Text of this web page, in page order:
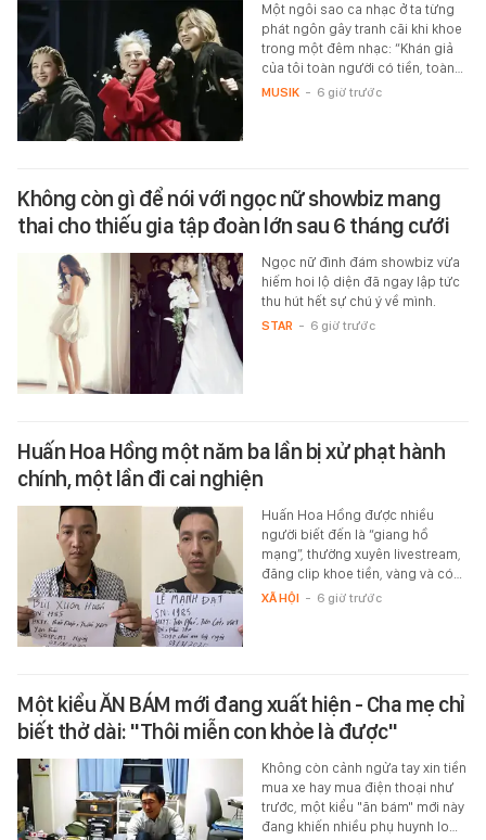
Một ngôi sao ca nhạc ở ta từng
phát ngôn gây tranh cãi khi khoe
trong một đêm nhạc: “Khán giả
của tôi toàn người có tiền, toàn…
MUSIK - 6 giờ trước
Không còn gì để nói với ngọc nữ showbiz mang
thai cho thiếu gia tập đoàn lớn sau 6 tháng cưới
Ngọc nữ đình đám showbiz vừa
hiếm hoi lộ diện đã ngay lập tức
thu hút hết sự chú ý về mình.
STAR - 6 giờ trước
Huấn Hoa Hồng một năm ba lần bị xử phạt hành
chính, một lần đi cai nghiện
Huấn Hoa Hồng được nhiều
người biết đến là “giang hồ
mạng”, thường xuyên livestream,
đăng clip khoe tiền, vàng và có…
XÃ HỘI - 6 giờ trước
Một kiểu ĂN BÁM mới đang xuất hiện - Cha mẹ chỉ
biết thở dài: "Thôi miễn con khỏe là được"
Không còn cảnh ngửa tay xin tiền
mua xe hay mua điện thoại như
trước, một kiểu "ăn bám" mới này
đang khiến nhiều phụ huynh lo…